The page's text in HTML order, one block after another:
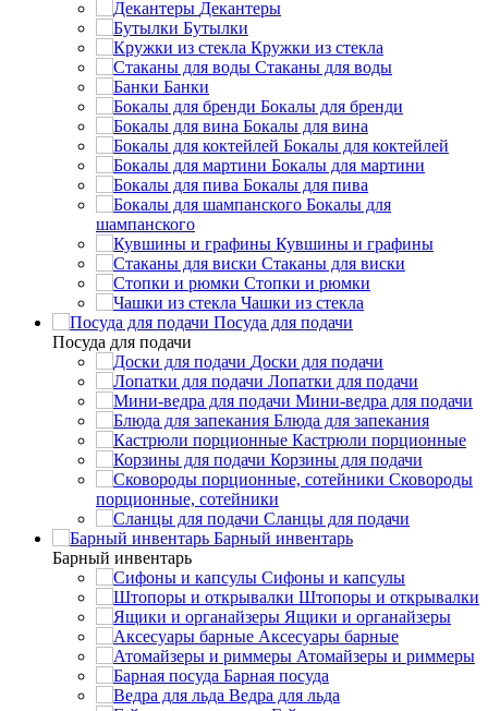
Декантеры
Бутылки
Кружки из стекла
Стаканы для воды
Банки
Бокалы для бренди
Бокалы для вина
Бокалы для коктейлей
Бокалы для мартини
Бокалы для пива
Бокалы для
шампанского
Кувшины и графины
Стаканы для виски
Стопки и рюмки
Чашки из стекла
Посуда для подачи
Посуда для подачи
Доски для подачи
Лопатки для подачи
Мини-ведра для подачи
Блюда для запекания
Кастрюли порционные
Корзины для подачи
Сковороды
порционные, сотейники
Сланцы для подачи
Барный инвентарь
Барный инвентарь
Сифоны и капсулы
Штопоры и открывалки
Ящики и органайзеры
Аксесуары барные
Атомайзеры и риммеры
Барная посуда
Ведра для льда